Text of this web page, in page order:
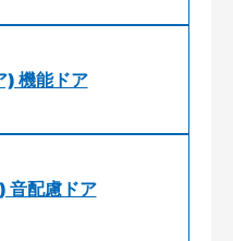
機能ドア
音配慮ドア